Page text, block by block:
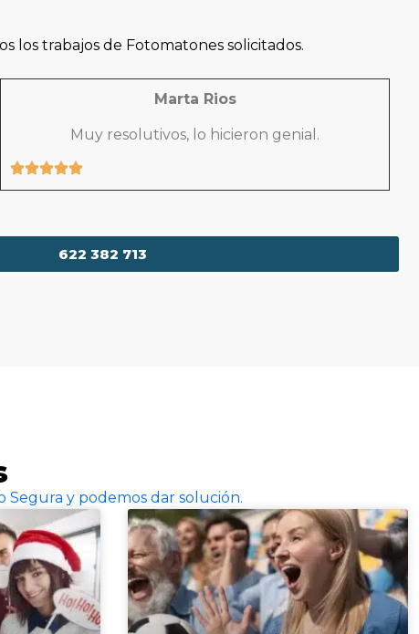
los trabajos de Fotomatones solicitados.
Marta Rios
Muy resolutivos, lo hicieron genial.
622 382 713
Segura y podemos dar solución.